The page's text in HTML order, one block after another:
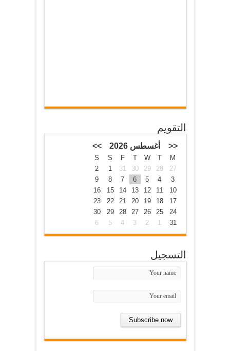
التقويم
<< أغسطس 2026 >>
M
T
W
T
F
S
S
27
28
29
30
31
1
2
3
4
5
6
7
8
9
10
11
12
13
14
15
16
17
18
19
20
21
22
23
24
25
26
27
28
29
30
31
1
2
3
4
5
6
التسجيل